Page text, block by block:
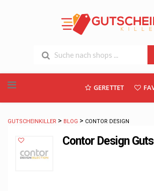
to
GERETTET
GUTSCHEINKILLER > BLOG > CONTOR DESIGN
Contor Design